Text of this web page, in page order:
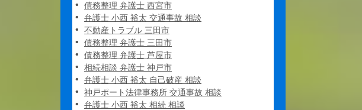
債務整理 弁護士 西宮市
弁護士 小西 裕太 交通事故 相談
不動産トラブル 三田市
債務整理 弁護士 三田市
債務整理 弁護士 芦屋市
相続相談 弁護士 神戸市
弁護士 小西 裕太 自己破産 相談
神戸ポート法律事務所 交通事故 相談
弁護士 小西 裕太 相続 相談